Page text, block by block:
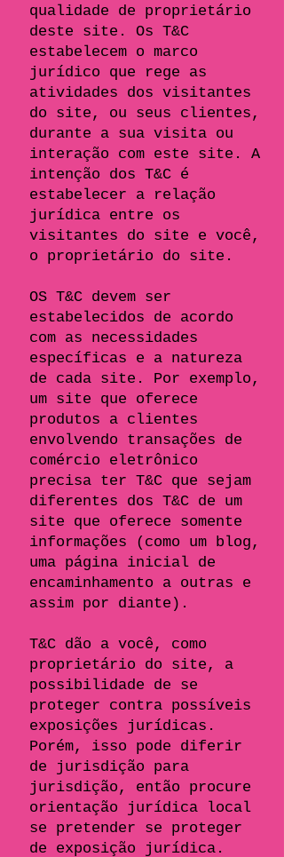
qualidade de proprietário
deste site. Os T&C
estabelecem o marco
jurídico que rege as
atividades dos visitantes
do site, ou seus clientes,
durante a sua visita ou
interação com este site. A
intenção dos T&C é
estabelecer a relação
jurídica entre os
visitantes do site e você,
o proprietário do site.
OS T&C devem ser
estabelecidos de acordo
com as necessidades
específicas e a natureza
de cada site. Por exemplo,
um site que oferece
produtos a clientes
envolvendo transações de
comércio eletrônico
precisa ter T&C que sejam
diferentes dos T&C de um
site que oferece somente
informações (como um blog,
uma página inicial de
encaminhamento a outras e
assim por diante).
T&C dão a você, como
proprietário do site, a
possibilidade de se
proteger contra possíveis
exposições jurídicas.
Porém, isso pode diferir
de jurisdição para
jurisdição, então procure
orientação jurídica local
se pretender se proteger
de exposição jurídica.